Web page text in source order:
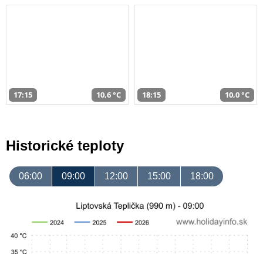
17:15 10,6 °C 18:15 10,0 °C
Historické teploty
06:00 09:00 12:00 15:00 18:00